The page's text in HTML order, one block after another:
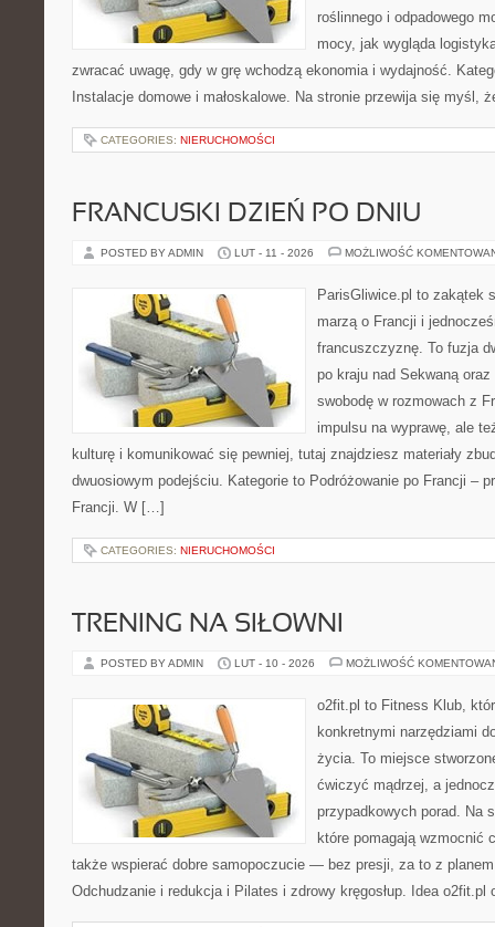
roślinnego i odpadowego
mocy, jak wygląda
zwracać uwagę, gdy w grę wchodzą ekonomia i wydajność.
Instalacje domowe i małoskalowe. Na stronie przewija się myśl,
CATEGORIES: NIERUCHOMOŚCI
FRANCUSKI DZIEŃ PO DNIU
POSTED BY ADMIN LUT - 11 - 2026 MOŻLIWOŚĆ
ParisGliwice.pl to zakątek
marzą o Francji i
francuszczyznę. To fuzja
po kraju nad Sekwaną
swobodę w rozmowach z
impulsu na wyprawę, ale
kulturę i komunikować się pewniej, tutaj znajdziesz materiały
dwuosiowym podejściu. Kategorie to Podróżowanie po Francji –
Francji. W […]
CATEGORIES: NIERUCHOMOŚCI
TRENING NA SIŁOWNI
POSTED BY ADMIN LUT - 10 - 2026 MOŻLIWOŚĆ
o2fit.pl to Fitness Klub,
konkretnymi narzędziami
życia. To miejsce
ćwiczyć mądrzej, a
przypadkowych porad. Na
które pomagają wzmocnić
także wspierać dobre samopoczucie — bez presji, za to z
Odchudzanie i redukcja i Pilates i zdrowy kręgosłup. Idea